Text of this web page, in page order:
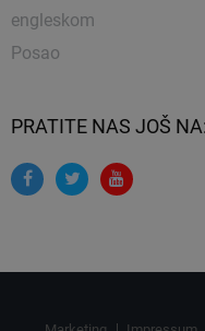
engleskom
Posao
PRATITE NAS JOŠ NA: